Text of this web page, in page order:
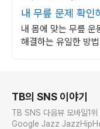
내 무릎 문제 확인
내 몸에 맞는 무릎 운
해결하는 유일한 방법
TB의 SNS 이야기
TB SNS 다음뷰 모바일1
Google Jazz